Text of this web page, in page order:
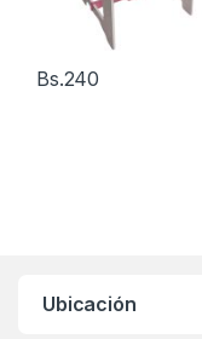
Bs.240
Ubicación